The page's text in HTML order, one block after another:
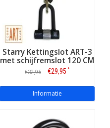
Starry Kettingslot ART-3
met schijfremslot 120 CM
€32,95 €29,95 *
Informatie